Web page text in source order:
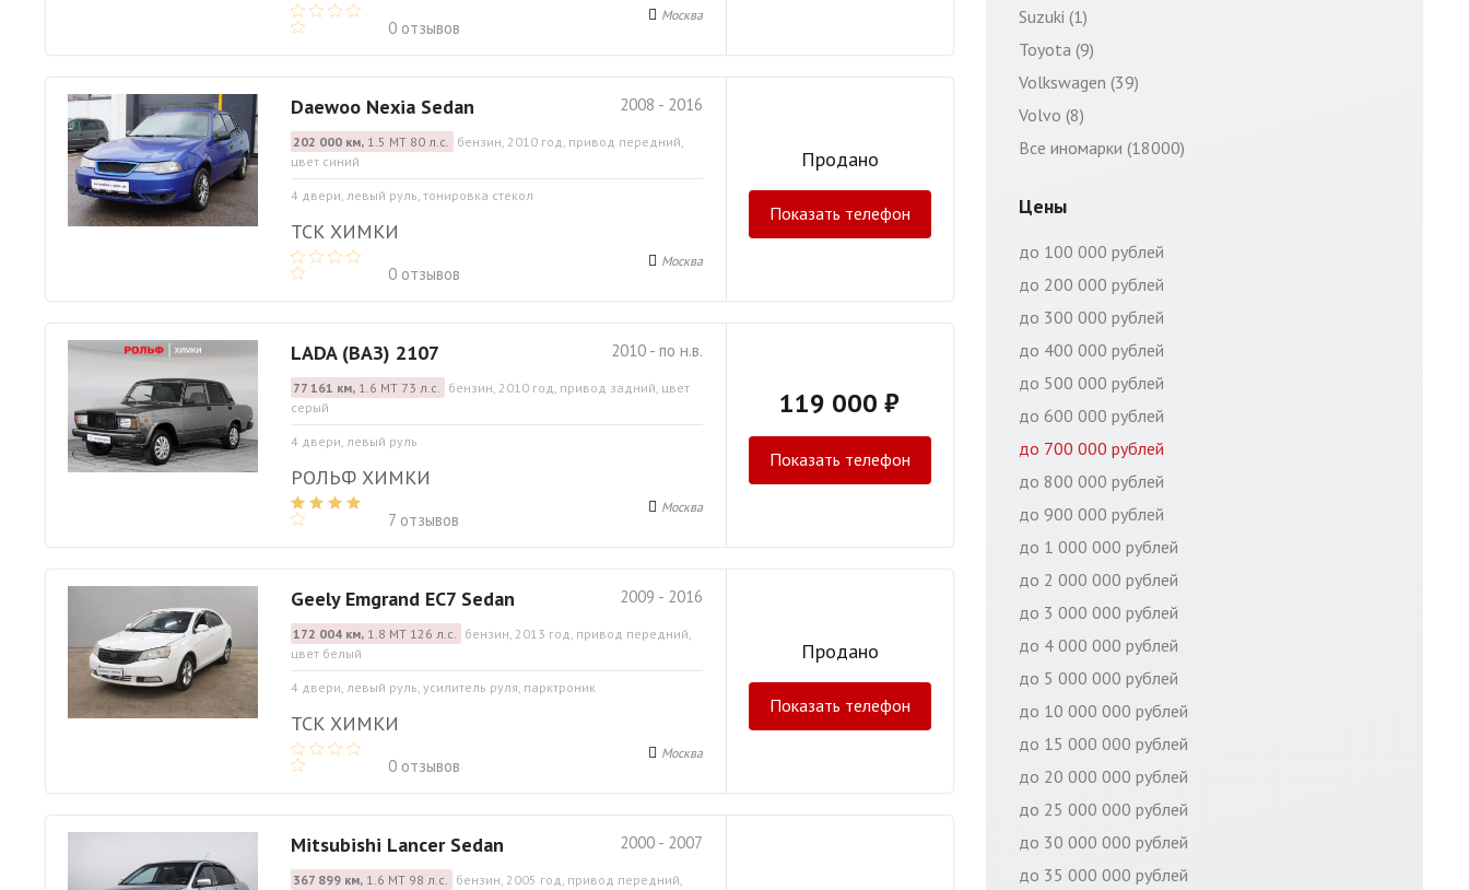
0 отзывов
Москва
2008 - 2016
Daewoo Nexia Sedan
202 000 км,1.5 МТ 80 л.с. бензин, 2010 год, привод передний,
цвет синий
4 двери, левый руль, тонировка стекол
ТСК ХИМКИ
0 отзывов
Москва
Продано
Показать телефон
2010 - по н.в.
LADA (ВАЗ) 2107
77 161 км,1.6 МТ 73 л.с. бензин, 2010 год, привод задний, цвет
серый
4 двери, левый руль
РОЛЬФ ХИМКИ
7 отзывов
Москва
119 000 ₽
Показать телефон
2009 - 2016
Geely Emgrand EC7 Sedan
172 004 км,1.8 МТ 126 л.с. бензин, 2013 год, привод передний,
цвет белый
4 двери, левый руль, усилитель руля, парктроник
ТСК ХИМКИ
0 отзывов
Москва
Продано
Показать телефон
2000 - 2007
Mitsubishi Lancer Sedan
367 899 км,1.6 МТ 98 л.с. бензин, 2005 год, привод передний,
Suzuki (1)
Toyota (9)
Volkswagen (39)
Volvo (8)
Все иномарки (18000)
Цены
до 100 000 рублей
до 200 000 рублей
до 300 000 рублей
до 400 000 рублей
до 500 000 рублей
до 600 000 рублей
до 700 000 рублей
до 800 000 рублей
до 900 000 рублей
до 1 000 000 рублей
до 2 000 000 рублей
до 3 000 000 рублей
до 4 000 000 рублей
до 5 000 000 рублей
до 10 000 000 рублей
до 15 000 000 рублей
до 20 000 000 рублей
до 25 000 000 рублей
до 30 000 000 рублей
до 35 000 000 рублей